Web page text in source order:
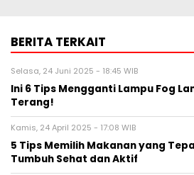
BERITA TERKAIT
Selasa, 24 Juni 2025 - 18:45 WIB
Ini 6 Tips Mengganti Lampu Fog
Terang!
Kamis, 24 April 2025 - 17:08 WIB
5 Tips Memilih Makanan yang
Tumbuh Sehat dan Aktif